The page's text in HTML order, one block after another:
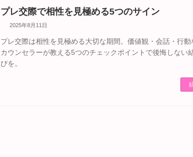
プレ交際で相性を見極める5つのサイン
2025年8月11日
プレ交際は相性を見極める大切な期間。価値観・会話・行動
カウンセラーが教える5つのチェックポイントで後悔しない
びを。